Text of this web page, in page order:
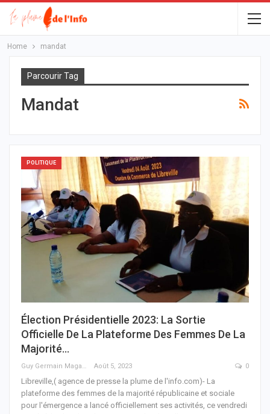
Home mandat
Parcourir Tag
Mandat
POLITIQUE
Élection Présidentielle 2023: La Sortie
Officielle De La Plateforme Des Femmes De La
Majorité…
Guy Germain Maganga Nziengui Août 5, 2023 0
Libreville,( agence de presse la plume de l'info.com)- La
plateforme des femmes de la majorité républicaine et sociale
pour l'émergence a lancé officiellement ses activités, ce vendredi